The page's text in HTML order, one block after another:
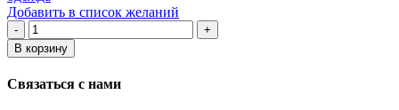
Добавить в список желаний
Количество
товара
Толстовка
В корзину
Связаться с нами